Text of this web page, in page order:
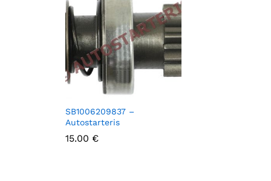
SB1006209837 –
Autostarteris
15.00 €
15.00 €